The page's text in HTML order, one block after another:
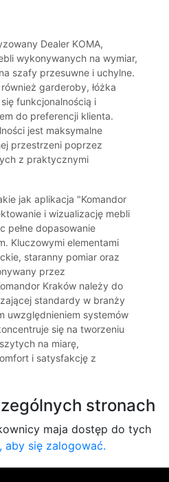
Dealer KOMA,
wykonywanych na wymiar,
szafy przesuwne i uchylne.
garderoby, łóżka
funkcjonalnością i
do preferencji klienta.
jest maksymalne
przestrzeni poprzez
z praktycznymi
jak aplikacja "Komandor
i wizualizację mebli
pełne dopasowanie
Kluczowymi elementami
staranny pomiar oraz
przez
Kraków należy do
standardy w branży
uwzględnieniem systemów
się na tworzeniu
na miarę,
i satysfakcję z
stronach
maja dostęp do tych
aby się zalogować.